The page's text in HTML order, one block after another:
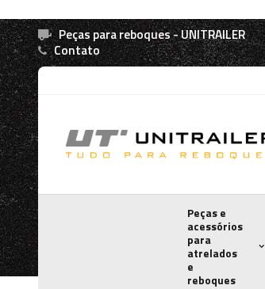
Peças para reboques - UNITRAILER
Contato
Peças e
acessórios
para
atrelados
e
reboques